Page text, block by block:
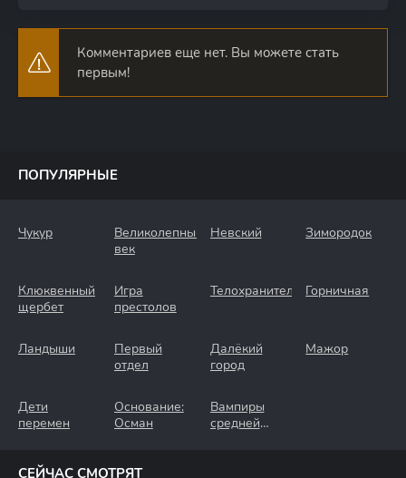
Комментариев еще нет. Вы можете стать
первым!
ПОПУЛЯРНЫЕ
Чукур
Великолепный
век
Невский Зимородок
Клюквенный
щербет
Игра
престолов
Телохранители Горничная
Ландыши
Первый
отдел
Далёкий
город
Мажор
Дети
перемен
Основание:
Осман
Вампиры
средней
СЕЙЧАС СМОТРЯТ